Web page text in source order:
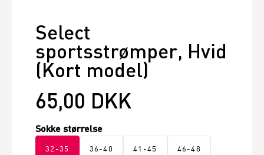
Select
sportsstrømper, Hvid
(Kort model)
65,00 DKK
Sokke størrelse
32-35 36-40 41-45 46-48